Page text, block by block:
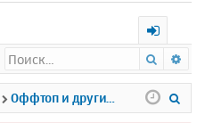
х
о
д
Поиск